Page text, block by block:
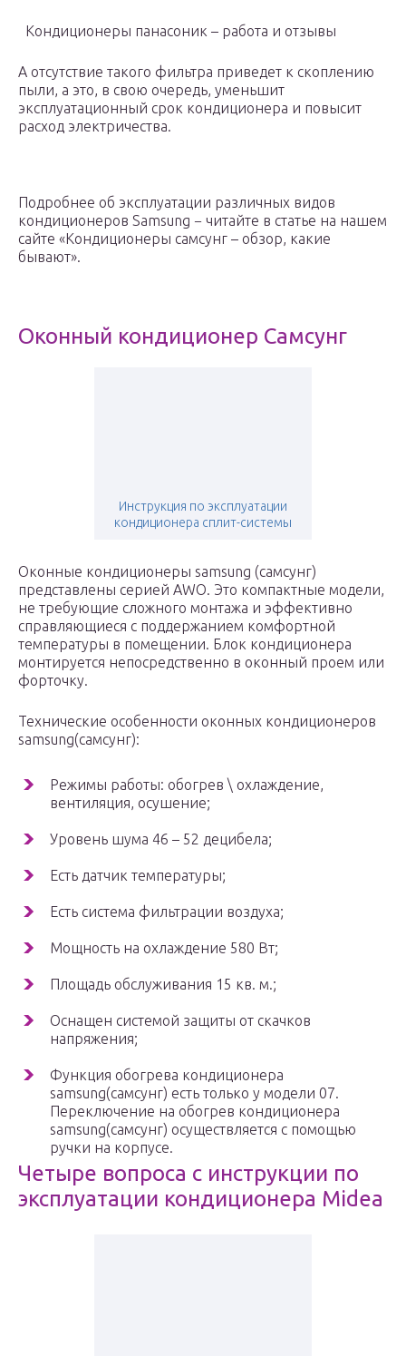
Кондиционеры панасоник – работа и отзывы
А отсутствие такого фильтра приведет к скоплению
пыли, а это, в свою очередь, уменьшит
эксплуатационный срок кондиционера и повысит
расход электричества.
Подробнее об эксплуатации различных видов
кондиционеров Samsung − читайте в статье на нашем
сайте «Кондиционеры самсунг – обзор, какие
бывают».
Оконный кондиционер Самсунг
Инструкция по эксплуатации
кондиционера сплит-системы
Оконные кондиционеры samsung (самсунг)
представлены серией AWO. Это компактные модели,
не требующие сложного монтажа и эффективно
справляющиеся с поддержанием комфортной
температуры в помещении. Блок кондиционера
монтируется непосредственно в оконный проем или
форточку.
Технические особенности оконных кондиционеров
samsung(самсунг):
Режимы работы: обогрев \ охлаждение,
вентиляция, осушение;
Уровень шума 46 – 52 децибела;
Есть датчик температуры;
Есть система фильтрации воздуха;
Мощность на охлаждение 580 Вт;
Площадь обслуживания 15 кв. м.;
Оснащен системой защиты от скачков
напряжения;
Функция обогрева кондиционера
samsung(самсунг) есть только у модели 07.
Переключение на обогрев кондиционера
samsung(самсунг) осуществляется с помощью
ручки на корпусе.
Четыре вопроса с инструкции по
эксплуатации кондиционера Midea